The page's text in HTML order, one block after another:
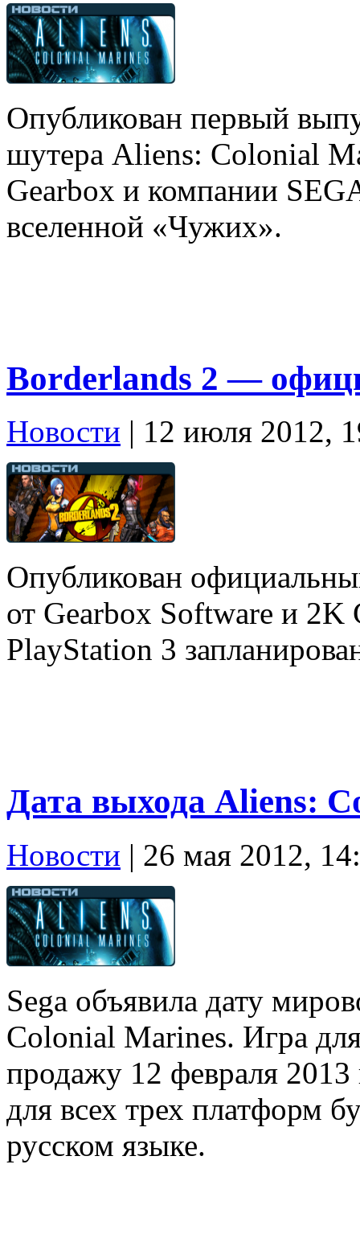
Опубликован первый
шутера Aliens: Colonial
Gearbox и компании
вселенной «Чужих».
Borderlands 2 —
Новости | 12 июля 2012,
Опубликован
от Gearbox Software и 2K
PlayStation 3
Дата выхода Aliens:
Новости | 26 мая 2012,
Sega объявила дату
Colonial Marines. Игра
продажу 12 февраля
для всех трех платформ
русском языке.